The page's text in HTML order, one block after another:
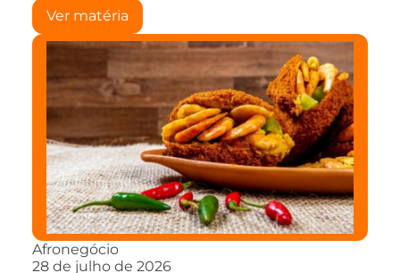
Ver matéria
Afronegócio
28 de julho de 2026